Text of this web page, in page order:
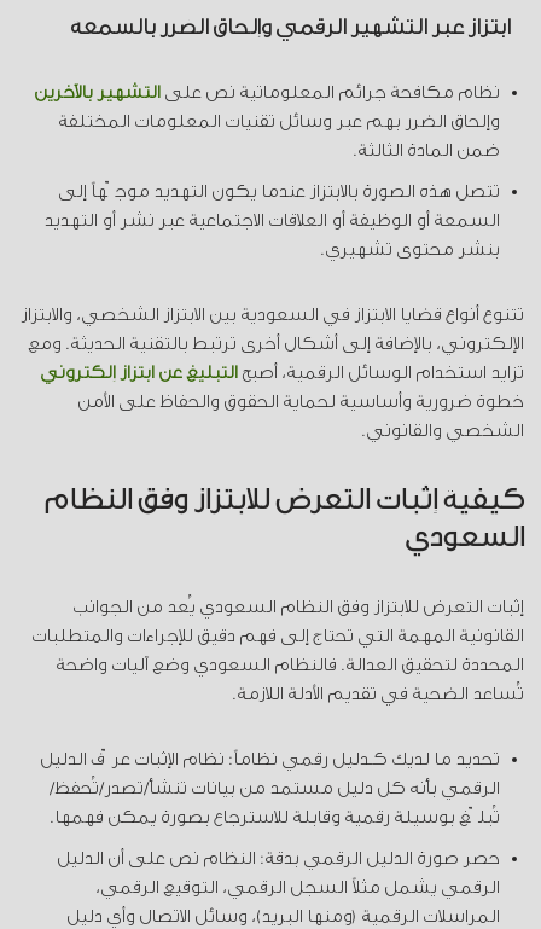
ابتزاز عبر التشهير الرقمي وإلحاق الضرر بالسمعة
نظام مكافحة جرائم المعلوماتية نص على التشهير بالآخرين
وإلحاق الضرر بهم عبر وسائل تقنيات المعلومات المختلفة
ضمن المادة الثالثة.
تتصل هذه الصورة بالابتزاز عندما يكون التهديد موجّهاً إلى
السمعة أو الوظيفة أو العلاقات الاجتماعية عبر نشر أو التهديد
بنشر محتوى تشهيري.
تتنوع أنواع قضايا الابتزاز في السعودية بين الابتزاز الشخصي، والابتزاز
الإلكتروني، بالإضافة إلى أشكال أخرى ترتبط بالتقنية الحديثة. ومع
تزايد استخدام الوسائل الرقمية، أصبح التبليغ عن ابتزاز إلكتروني
خطوة ضرورية وأساسية لحماية الحقوق والحفاظ على الأمن
الشخصي والقانوني.
كيفية إثبات التعرض للابتزاز وفق النظام
السعودي
إثبات التعرض للابتزاز وفق النظام السعودي يُعد من الجوانب
القانونية المهمة التي تحتاج إلى فهم دقيق للإجراءات والمتطلبات
المحددة لتحقيق العدالة. فالنظام السعودي وضع آليات واضحة
تُساعد الضحية في تقديم الأدلة اللازمة.
تحديد ما لديك كـدليل رقمي نظاماً: نظام الإثبات عرّف الدليل
الرقمي بأنه كل دليل مستمد من بيانات تنشأ/تصدر/تُحفظ/
تُبلّغ بوسيلة رقمية وقابلة للاسترجاع بصورة يمكن فهمها.
حصر صورة الدليل الرقمي بدقة: النظام نص على أن الدليل
الرقمي يشمل مثلاً السجل الرقمي، التوقيع الرقمي،
المراسلات الرقمية (ومنها البريد)، وسائل الاتصال وأي دليل